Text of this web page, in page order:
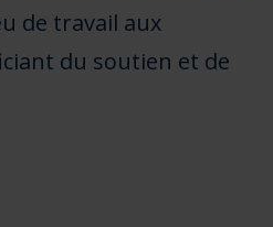
de travail aux
du soutien et de